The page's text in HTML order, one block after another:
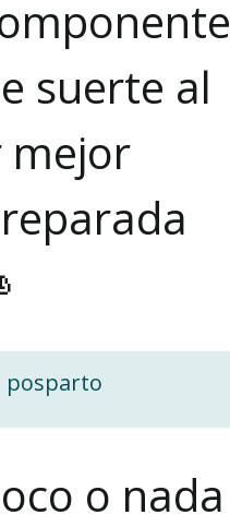
suerte al
mejor
posparto
o nada